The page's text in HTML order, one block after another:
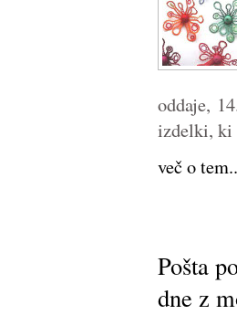
oddaje,
izdelki, ki
več o
Pošta
dne z